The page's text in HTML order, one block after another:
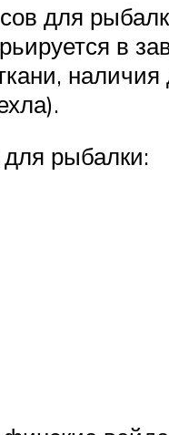
для
в
рыбалки: